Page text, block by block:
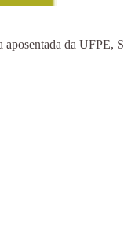
da UFPE,